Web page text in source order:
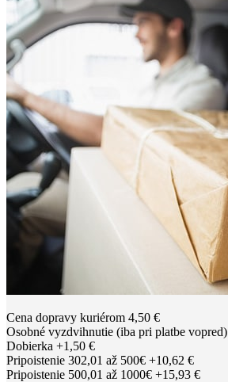
Cena dopravy kuriérom 4,50 €
Osobné vyzdvihnutie (iba pri platbe vopred)
Dobierka +1,50 €
Pripoistenie 302,01 až 500€ +10,62 €
Pripoistenie 500,01 až 1000€ +15,93 €